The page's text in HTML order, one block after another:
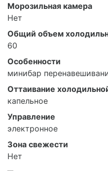
Морозильная камера
Нет
Общий объем
60
Особенности
минибар
Оттаивание
капельное
Управление
электронное
Зона свежести
Нет